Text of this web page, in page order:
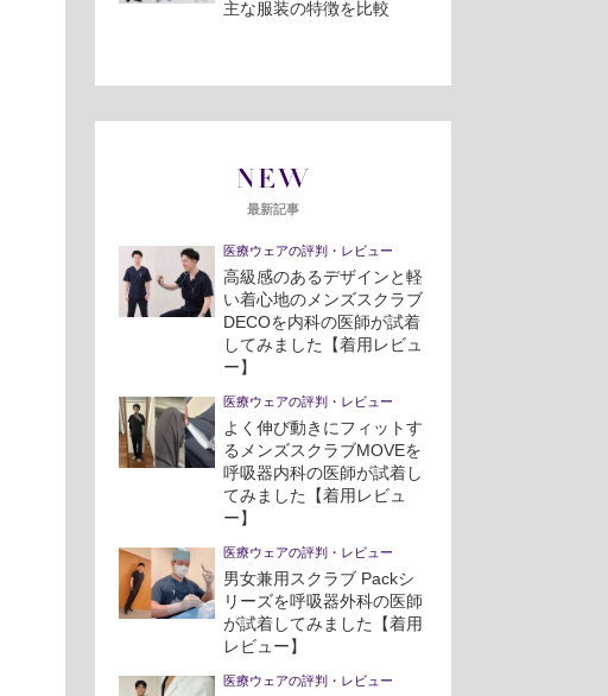
主な服装の特徴を比較
NEW
最新記事
医療ウェアの評判・レビュー
高級感のあるデザインと軽
い着心地のメンズスクラブ
DECOを内科の医師が試着
してみました【着用レビュ
ー】
医療ウェアの評判・レビュー
よく伸び動きにフィットす
るメンズスクラブMOVEを
呼吸器内科の医師が試着し
てみました【着用レビュ
ー】
医療ウェアの評判・レビュー
男女兼用スクラブ Packシ
リーズを呼吸器外科の医師
が試着してみました【着用
レビュー】
医療ウェアの評判・レビュー